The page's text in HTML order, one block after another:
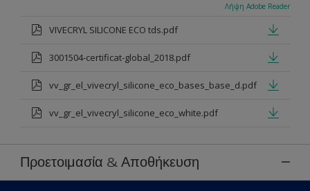
Λήψη Adobe Reader
VIVECRYL SILICONE ECO tds.pdf
3001504-certificat-global_2018.pdf
vv_gr_el_vivecryl_silicone_eco_bases_base_d.pdf
vv_gr_el_vivecryl_silicone_eco_white.pdf
Προετοιμασία & Αποθήκευση